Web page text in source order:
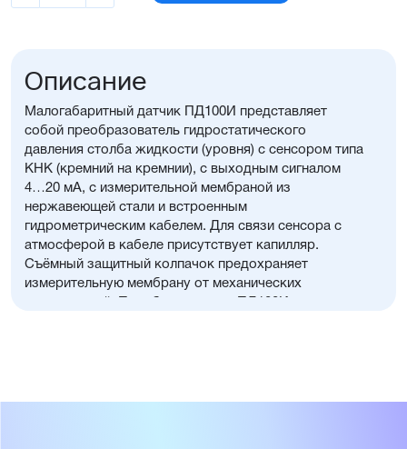
Описание
Малогабаритный датчик ПД100И представляет
собой преобразователь гидростатического
давления столба жидкости (уровня) с сенсором типа
КНК (кремний на кремнии), с выходным сигналом
4…20 мА, с измерительной мембраной из
нержавеющей стали и встроенным
гидрометрическим кабелем. Для связи сенсора с
атмосферой в кабеле присутствует капилляр.
Съёмный защитный колпачок предохраняет
измерительную мембрану от механических